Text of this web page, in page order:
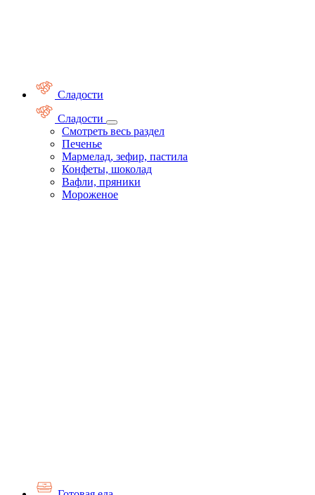
Сладости
Сладости
Смотреть весь раздел
Печенье
Мармелад, зефир, пастила
Конфеты, шоколад
Вафли, пряники
Мороженое